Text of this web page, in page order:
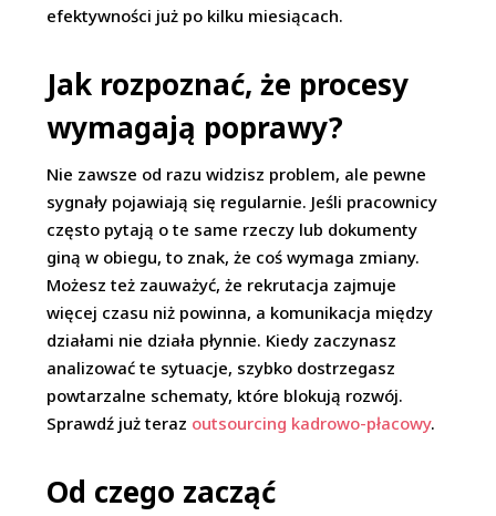
efektywności już po kilku miesiącach.
Jak rozpoznać, że procesy
wymagają poprawy?
Nie zawsze od razu widzisz problem, ale pewne
sygnały pojawiają się regularnie. Jeśli pracownicy
często pytają o te same rzeczy lub dokumenty
giną w obiegu, to znak, że coś wymaga zmiany.
Możesz też zauważyć, że rekrutacja zajmuje
więcej czasu niż powinna, a komunikacja między
działami nie działa płynnie. Kiedy zaczynasz
analizować te sytuacje, szybko dostrzegasz
powtarzalne schematy, które blokują rozwój.
Sprawdź już teraz outsourcing kadrowo-płacowy.
Od czego zacząć